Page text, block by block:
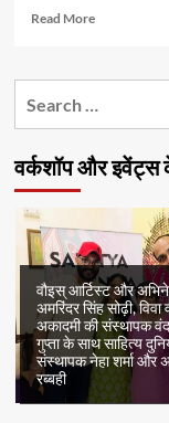
Read MoreRead
ग़ज़ल
होता
वर्कशॉप और इवेंट्स
वौइस् आर्टिस्ट और
अमरिंदर सिंह सोढ़ी, विवा
अकादमी की संस्थापक
गुप्ता के साथ साहित्य
संस्थापक नेहा शर्मा और
रब्बही